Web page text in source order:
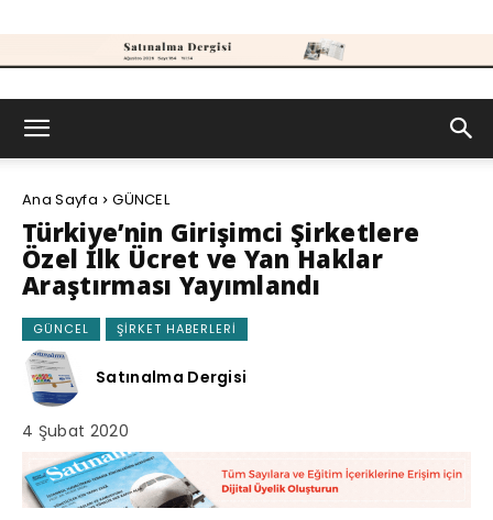
Ana Sayfa GÜNCEL
Türkiye’nin Girişimci Şirketlere
Özel İlk Ücret ve Yan Haklar
Araştırması Yayımlandı
GÜNCEL ŞIRKET HABERLERI
Satınalma Dergisi
4 Şubat 2020